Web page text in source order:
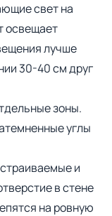
свет на
освещает
лучше
30-40 см друг
зоны.
углы
и
в стене
на ровную